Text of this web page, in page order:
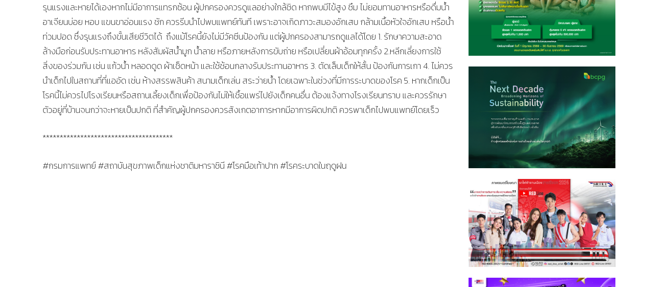
รุนแรงและหายได้เองหากไม่มีอาการแทรกซ้อน ผู้ปกครองควรดูแลอย่างใกล้ชิด หากพบมีไข้สูง ซึม ไม่ยอมทานอาหารหรือดื่มน้ำ
อาเจียนบ่อย หอบ แขนขาอ่อนแรง ชัก ควรรีบนำไปพบแพทย์ทันที เพราะอาจเกิดภาวะสมองอักเสบ กล้ามเนื้อหัวใจอักเสบ หรือน้ำ
ท่วมปอด ซึ่งรุนแรงถึงขั้นเสียชีวิตได้ ถึงแม้โรคนี้ยังไม่มีวัคซีนป้องกัน แต่ผู้ปกครองสามารถดูแลได้โดย 1. รักษาความสะอาด
ล้างมือก่อนรับประทานอาหาร หลังสัมผัสน้ำมูก น้ำลาย หรือภายหลังการขับถ่าย หรือเปลี่ยนผ้าอ้อมทุกครั้ง 2.หลีกเลี่ยงการใช้
สิ่งของร่วมกัน เช่น แก้วน้ำ หลอดดูด ผ้าเช็ดหน้า และใช้ช้อนกลางรับประทานอาหาร 3. ตัดเล็บเด็กให้สั้น ป้องกันการเกา 4. ไม่ควร
นำเด็กไปในสถานที่ที่แออัด เช่น ห้างสรรพสินค้า สนามเด็กเล่น สระว่ายน้ำ โดยเฉพาะในช่วงที่มีการระบาดของโรค 5. หากเด็กเป็น
โรคนี้ไม่ควรไปโรงเรียนหรือสถานเลี้ยงเด็กเพื่อป้องกันไม่ให้เชื้อแพร่ไปยังเด็กคนอื่น ต้องแจ้งทางโรงเรียนทราบ และควรรักษา
ตัวอยู่ที่บ้านจนกว่าจะหายเป็นปกติ ที่สำคัญผู้ปกครองควรสังเกตอาการหากมีอาการผิดปกติ ควรพาเด็กไปพบแพทย์โดยเร็ว
**************************************
#กรมการแพทย์ #สถาบันสุขภาพเด็กแห่งชาติมหาราชินี #โรคมือเท้าปาก #โรคระบาดในฤดูฝน